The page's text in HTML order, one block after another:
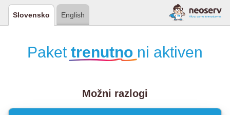
Slovensko English
Paket trenutno ni aktiven
Možni razlogi